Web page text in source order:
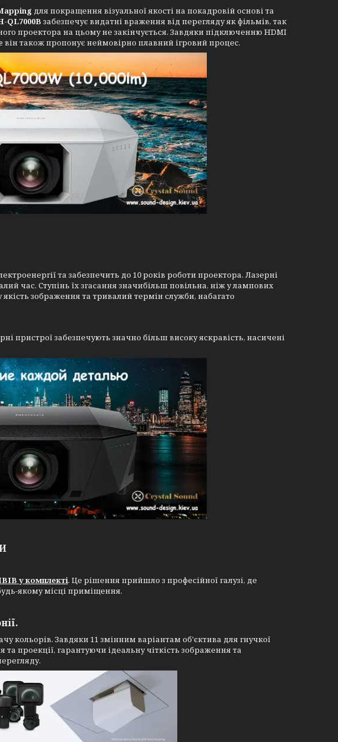
для покращення візуальної якості на покадровій основі та
QL7000B забезпечує видатні враження від перегляду як фільмів, так
проектора на цьому не закінчується. Завдяки підключенню HDMI
він також пропонує неймовірно плавний ігровий процес.
та забезпечить до 10 років роботи проектора. Лазерні
час. Ступінь їх згасання значибільш повільна, ніж у лампових
якість зображення та тривалий термін служби, набагато
пристрої забезпечують значно більш високу яскравість, насичені
у комплекті. Це рішення прийшло з професійної галузі, де
якому місці приміщення.
.
кольорів. Завдяки 11 змінним варіантам об'єктива для гнучкої
проекції, гарантуючи ідеальну чіткість зображення та